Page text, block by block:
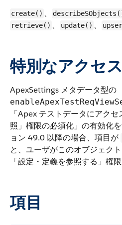
create() 、
retrieve() 、 update() 、
特別なアクセ
ApexSettings メタデータ型の
「Apex テストデータにアク
照」権限の必須化」の有効化
ョン 49.0 以降の場合、項目が
と、ユーザがこのオブジェク
「設定・定義を参照する」権
項目